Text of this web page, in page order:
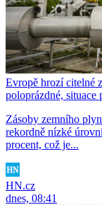
Evropě hrozí citelné
poloprázdné,
Zásoby zemního
rekordně nízké
procent, což je...
HN.cz
dnes, 08:41